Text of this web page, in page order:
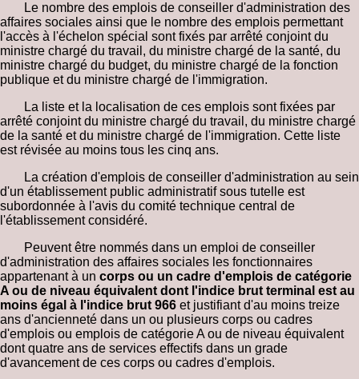
Le nombre des emplois de conseiller d'administration des
affaires sociales ainsi que le nombre des emplois permettant
l'accès à l'échelon spécial sont fixés par arrêté conjoint du
ministre chargé du travail, du ministre chargé de la santé, du
ministre chargé du budget, du ministre chargé de la fonction
publique et du ministre chargé de l'immigration.
La liste et la localisation de ces emplois sont fixées par
arrêté conjoint du ministre chargé du travail, du ministre chargé
de la santé et du ministre chargé de l'immigration. Cette liste
est révisée au moins tous les cinq ans.
La création d'emplois de conseiller d'administration au sein
d'un établissement public administratif sous tutelle est
subordonnée à l'avis du comité technique central de
l'établissement considéré.
Peuvent être nommés dans un emploi de conseiller
d'administration des affaires sociales les fonctionnaires
appartenant à un corps ou un cadre d'emplois de catégorie
A ou de niveau équivalent dont l'indice brut terminal est au
moins égal à l'indice brut 966 et justifiant d'au moins treize
ans d'ancienneté dans un ou plusieurs corps ou cadres
d'emplois ou emplois de catégorie A ou de niveau équivalent
dont quatre ans de services effectifs dans un grade
d'avancement de ces corps ou cadres d'emplois.